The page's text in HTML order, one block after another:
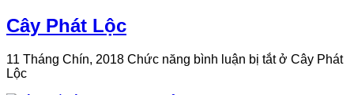
Cây Phát Lộc
11 Tháng Chín, 2018 Chức năng bình luận bị tắtở Cây Phát
Lộc